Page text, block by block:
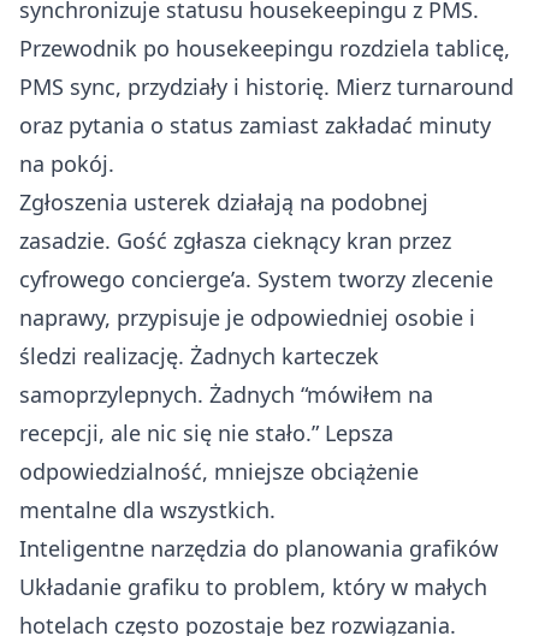
synchronizuje statusu housekeepingu z PMS.
Przewodnik po housekeepingu rozdziela tablicę,
PMS sync, przydziały i historię. Mierz turnaround
oraz pytania o status zamiast zakładać minuty
na pokój.
Zgłoszenia usterek działają na podobnej
zasadzie. Gość zgłasza cieknący kran przez
cyfrowego concierge’a. System tworzy zlecenie
naprawy, przypisuje je odpowiedniej osobie i
śledzi realizację. Żadnych karteczek
samoprzylepnych. Żadnych “mówiłem na
recepcji, ale nic się nie stało.” Lepsza
odpowiedzialność, mniejsze obciążenie
mentalne dla wszystkich.
Inteligentne narzędzia do planowania grafików
Układanie grafiku to problem, który w małych
hotelach często pozostaje bez rozwiązania.